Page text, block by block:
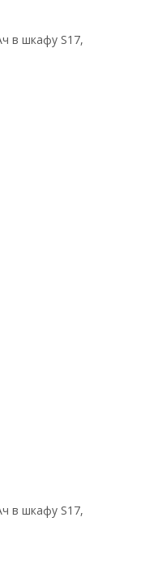
в шкафу S17,
в шкафу S17,